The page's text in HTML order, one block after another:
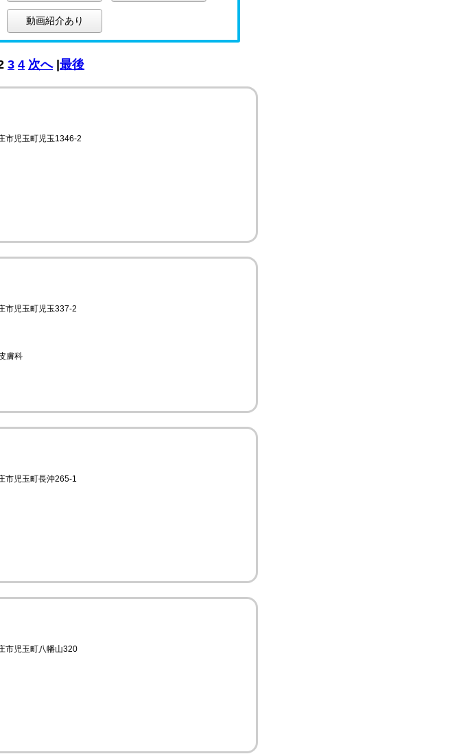
動画紹介あり
3 4 次へ| 最後
市児玉町児玉1346-2
市児玉町児玉337-2
膚科
市児玉町長沖265-1
市児玉町八幡山320